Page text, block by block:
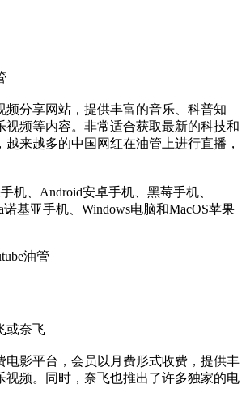
频分享网站，提供丰富的音乐、科普知
视频等内容。非常适合获取最新的科技和
来越多的中国网红在油管上进行直播，
机、Android安卓手机、黑莓手机、
诺基亚手机、Windows电脑和MacOS苹果
油管
或奈飞
电影平台，会员以月费形式收费，提供丰
视频。同时，奈飞也推出了许多独家的电